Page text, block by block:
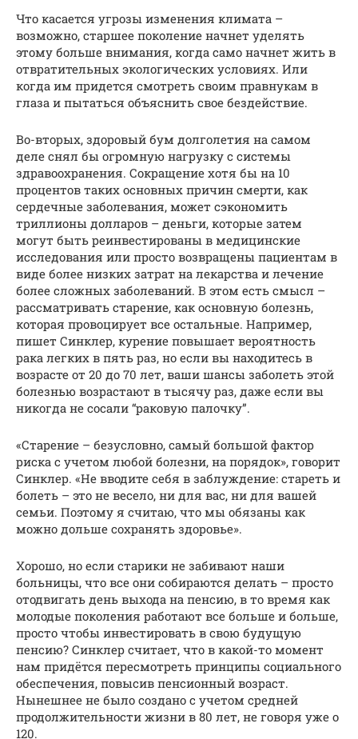
Что касается угрозы изменения климата –
возможно, старшее поколение начнет уделять
этому больше внимания, когда само начнет жить в
отвратительных экологических условиях. Или
когда им придется смотреть своим правнукам в
глаза и пытаться объяснить свое бездействие.
Во-вторых, здоровый бум долголетия на самом
деле снял бы огромную нагрузку с системы
здравоохранения. Сокращение хотя бы на 10
процентов таких основных причин смерти, как
сердечные заболевания, может сэкономить
триллионы долларов – деньги, которые затем
могут быть реинвестированы в медицинские
исследования или просто возвращены пациентам в
виде более низких затрат на лекарства и лечение
более сложных заболеваний. В этом есть смысл –
рассматривать старение, как основную болезнь,
которая провоцирует все остальные. Например,
пишет Синклер, курение повышает вероятность
рака легких в пять раз, но если вы находитесь в
возрасте от 20 до 70 лет, ваши шансы заболеть этой
болезнью возрастают в тысячу раз, даже если вы
никогда не сосали “раковую палочку”.
«Старение – безусловно, самый большой фактор
риска с учетом любой болезни, на порядок», говорит
Синклер. «Не вводите себя в заблуждение: стареть и
болеть – это не весело, ни для вас, ни для вашей
семьи. Поэтому я считаю, что мы обязаны как
можно дольше сохранять здоровье».
Хорошо, но если старики не забивают наши
больницы, что все они собираются делать – просто
отодвигать день выхода на пенсию, в то время как
молодые поколения работают все больше и больше,
просто чтобы инвестировать в свою будущую
пенсию? Синклер считает, что в какой-то момент
нам придётся пересмотреть принципы социального
обеспечения, повысив пенсионный возраст.
Нынешнее не было создано с учетом средней
продолжительности жизни в 80 лет, не говоря уже о
120.